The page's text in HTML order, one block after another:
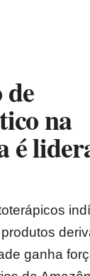
na
é
ganha